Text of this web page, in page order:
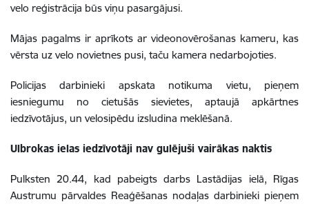
velo reģistrācija būs viņu pasargājusi.
Mājas pagalms ir aprīkots ar videonovērošanas kameru, kas
vērsta uz velo novietnes pusi, taču kamera nedarbojoties.
Policijas darbinieki apskata notikuma vietu, pieņem
iesniegumu no cietušās sievietes, aptaujā apkārtnes
iedzīvotājus, un velosipēdu izsludina meklēšanā.
Ulbrokas ielas iedzīvotāji nav gulējuši vairākas naktis
Pulksten 20.44, kad pabeigts darbs Lastādijas ielā, Rīgas
Austrumu pārvaldes Reaģēšanas nodaļas darbinieki pieņem